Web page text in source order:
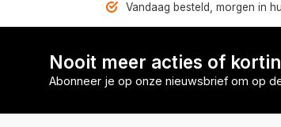
Vandaag besteld, morgen in
Nooit meer acties of
Abonneer je op onze nieuwsbrief om op